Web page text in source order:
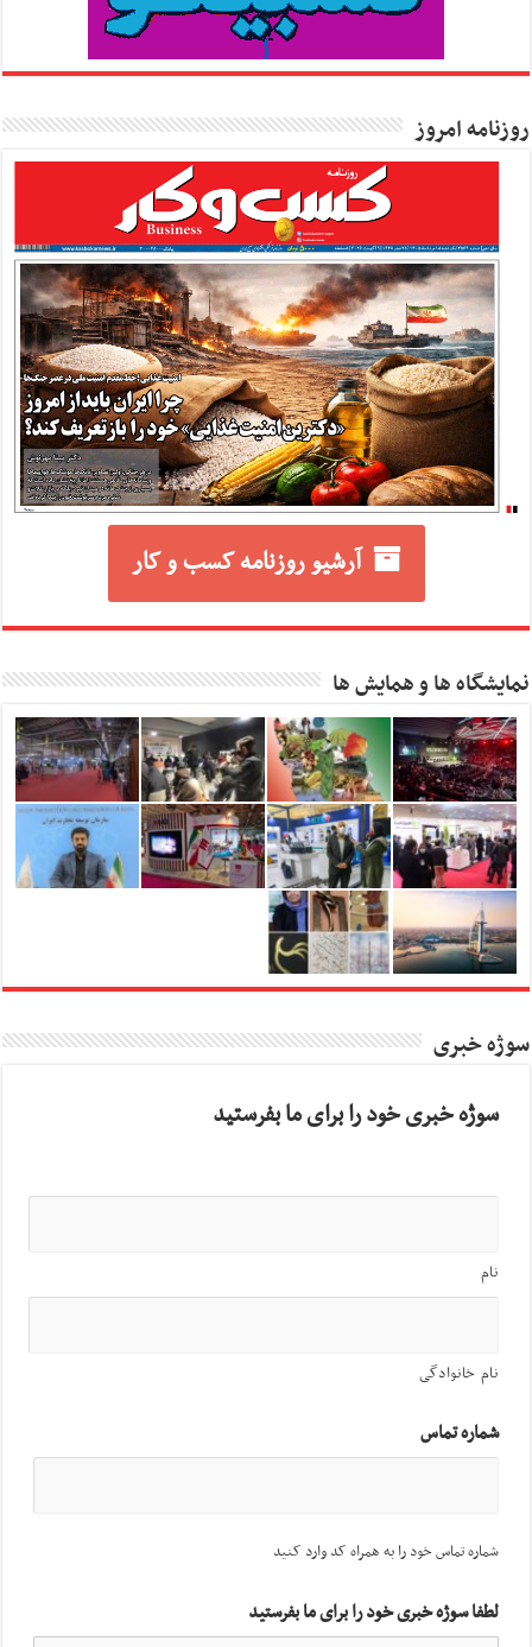
روزنامه امروز
آرشیو روزنامه کسب و کار
نمایشگاه ها و همایش ها
سوژه خبری
سوژه خبری خود را برای ما بفرستید
نام
نام خانوادگی
شماره تماس
شماره تماس خود را به همراه کد وارد کنید
لطفا سوژه خبری خود را برای ما بفرستید